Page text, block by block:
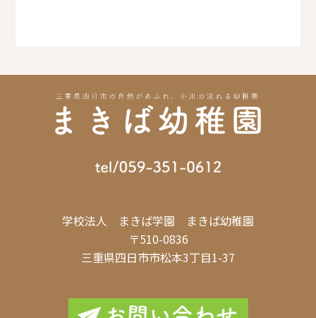
学校法人 まきば学園 まきば幼稚園
〒510-0836
三重県四日市市松本3丁目1-37